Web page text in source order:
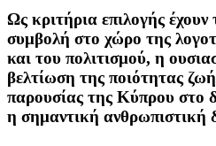
Ως κριτήρια επιλογής έχουν
συμβολή στο χώρο της
και του πολιτισμού, η
βελτίωση της ποιότητας
παρουσίας της Κύπρου στο
η σημαντική ανθρωπιστική